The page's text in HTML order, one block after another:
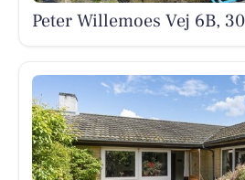
Peter Willemoes Vej 6B,